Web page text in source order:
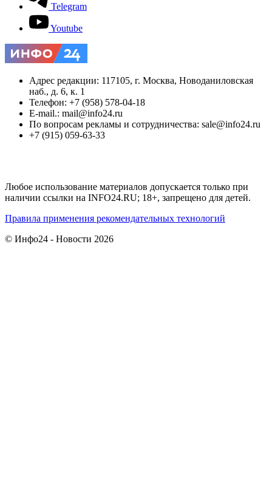
Telegram
Youtube
Адрес редакции: 117105, г. Москва, Новоданиловская
наб., д. 6, к. 1
Телефон: +7 (958) 578-04-18
E-mail.: mail@info24.ru
По вопросам рекламы и сотрудничества: sale@info24.ru
+7 (915) 059-63-33
Любое использование материалов допускается только при
наличии ссылки на INFO24.RU; 18+, запрещено для детей.
Правила применения рекомендательных технологий
© Инфо24 - Новости 2026